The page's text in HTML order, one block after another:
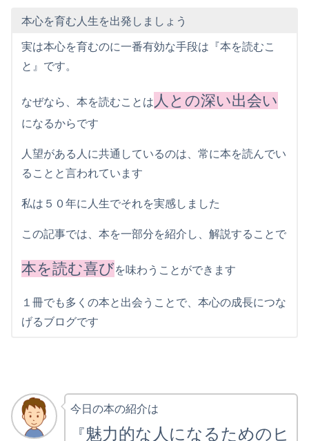
本心を育む人生を出発しましょう
実は本心を育むのに一番有効な手段は『本を読むこ
と』です。
なぜなら、本を読むことは 人との深い出会い
になるからです
人望がある人に共通しているのは、常に本を読んでい
ることと言われています
私は５０年に人生でそれを実感しました
この記事では、本を一部分を紹介し、解説することで
本を読む喜びを味わうことができます
１冊でも多くの本と出会うことで、本心の成長につな
げるブログです
今日の本の紹介は
『魅力的な人になるためのヒ